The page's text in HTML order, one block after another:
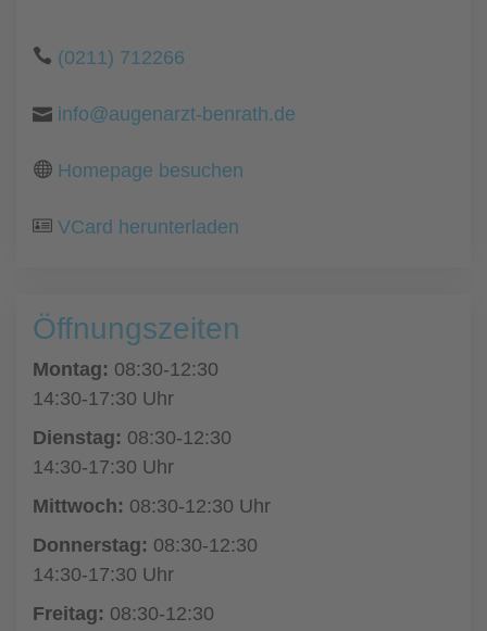
(0211) 712266
info@augenarzt-benrath.de
Homepage besuchen
VCard herunterladen
Öffnungszeiten
Montag: 08:30-12:30
14:30-17:30 Uhr
Dienstag: 08:30-12:30
14:30-17:30 Uhr
Mittwoch: 08:30-12:30 Uhr
Donnerstag: 08:30-12:30
14:30-17:30 Uhr
Freitag: 08:30-12:30